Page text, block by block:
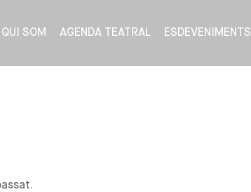
QUI SOM AGENDA TEATRAL ESDEVENIMENTS